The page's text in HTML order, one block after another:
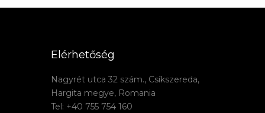
Elérhetőség
Nagyrét utca 32 szám., Csíkszereda,
Hargita megye, Romania
Tel: +40 755 754 160